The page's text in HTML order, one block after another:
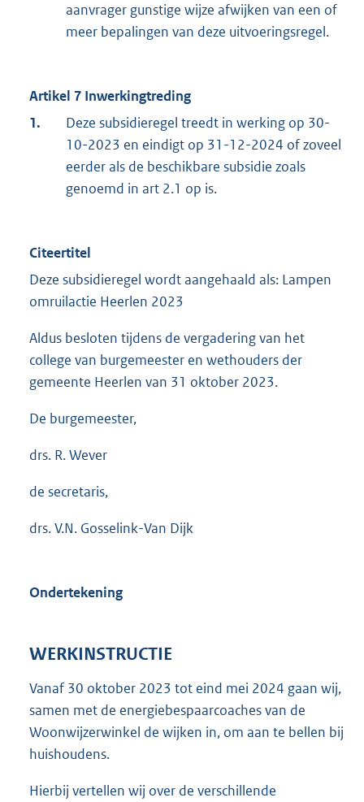
aanvrager gunstige wijze afwijken van een of
meer bepalingen van deze uitvoeringsregel.
Artikel 7 Inwerkingtreding
1.
Deze subsidieregel treedt in werking op 30-
10-2023 en eindigt op 31-12-2024 of zoveel
eerder als de beschikbare subsidie zoals
genoemd in art 2.1 op is.
Citeertitel
Deze subsidieregel wordt aangehaald als: Lampen
omruilactie Heerlen 2023
Aldus besloten tijdens de vergadering van het
college van burgemeester en wethouders der
gemeente Heerlen van 31 oktober 2023.
De burgemeester,
drs. R. Wever
de secretaris,
drs. V.N. Gosselink-Van Dijk
Ondertekening
WERKINSTRUCTIE
Vanaf 30 oktober 2023 tot eind mei 2024 gaan wij,
samen met de energiebespaarcoaches van de
Woonwijzerwinkel de wijken in, om aan te bellen bij
huishoudens.
Hierbij vertellen wij over de verschillende